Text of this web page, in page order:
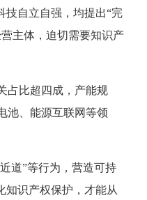
技自立自强，均提出“完
主体，迫切需要知识产
占比超四成，产能规
池、能源互联网等领
道”等行为，营造可持
知识产权保护，才能从